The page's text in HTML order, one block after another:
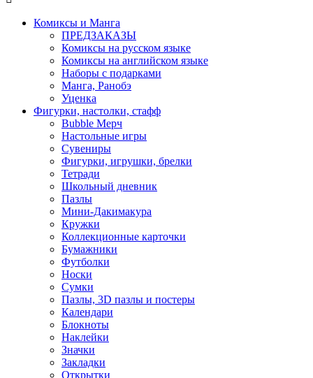
Комиксы и Манга
ПРЕДЗАКАЗЫ
Комиксы на русском языке
Комиксы на английском языке
Наборы с подарками
Манга, Ранобэ
Уценка
Фигурки, настолки, стафф
Bubble Мерч
Настольные игры
Сувениры
Фигурки, игрушки, брелки
Тетради
Школьный дневник
Пазлы
Мини-Дакимакура
Кружки
Коллекционные карточки
Бумажники
Футболки
Носки
Сумки
Пазлы, 3D пазлы и постеры
Календари
Блокноты
Наклейки
Значки
Закладки
Открытки